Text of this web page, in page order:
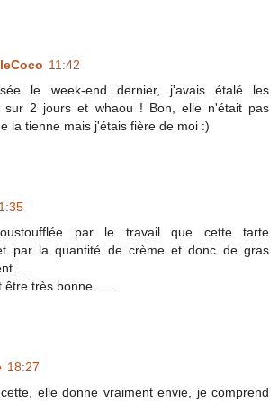
11:42
le week-end dernier, j'avais étalé les
sur 2 jours et whaou ! Bon, elle n'était pas
la tienne mais j'étais fière de moi :)
par le travail que cette tarte
par la quantité de crème et donc de gras
.....
très bonne .....
18:27
elle donne vraiment envie, je comprend